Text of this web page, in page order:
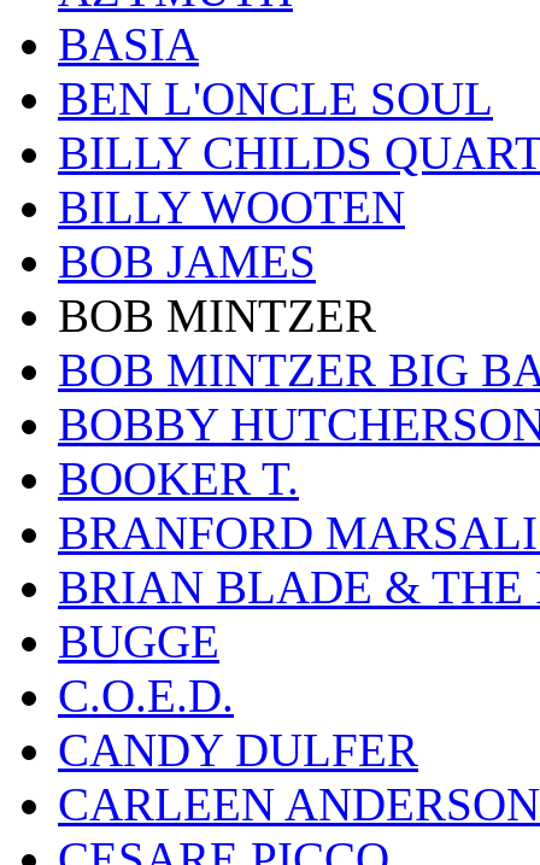
BASIA
BEN L'ONCLE SOUL
BILLY CHILDS
BILLY WOOTEN
BOB JAMES
BOB MINTZER
BOB MINTZER BIG
BOBBY
BOOKER T.
BRANFORD
BRIAN BLADE & THE
BUGGE
C.O.E.D.
CANDY DULFER
CARLEEN ANDERSON